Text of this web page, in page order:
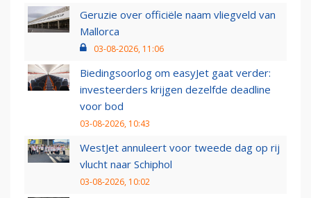
Geruzie over officiële naam vliegveld van
Mallorca
03-08-2026, 11:06
Biedingsoorlog om easyJet gaat verder:
investeerders krijgen dezelfde deadline
voor bod
03-08-2026, 10:43
WestJet annuleert voor tweede dag op rij
vlucht naar Schiphol
03-08-2026, 10:02